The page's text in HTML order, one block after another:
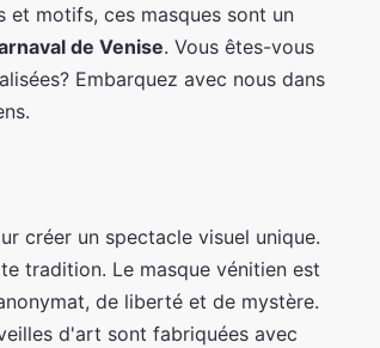
motifs, ces masques sont un
de Venise. Vous êtes-vous
Embarquez avec nous dans
créer un spectacle visuel unique.
tradition. Le masque vénitien est
de liberté et de mystère.
d'art sont fabriquées avec